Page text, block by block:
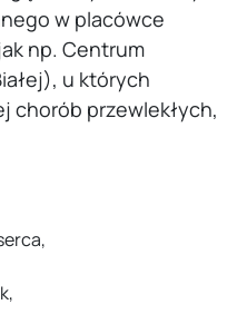
w placówce
np. Centrum
u których
chorób przewlekłych,